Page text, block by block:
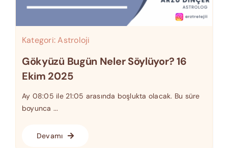
Kategori:Astroloji
Gökyüzü Bugün Neler Söylüyor? 16
Ekim 2025
Ay 08:05 ile 21:05 arasında boşlukta olacak. Bu süre
boyunca ...
Devamı